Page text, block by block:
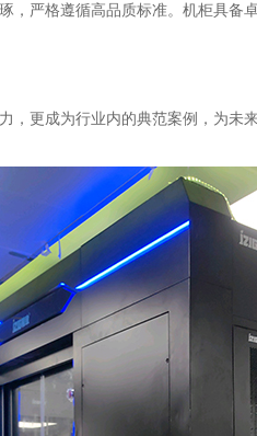
严格遵循高品质标准。机柜具备
，更成为行业内的典范案例，为未